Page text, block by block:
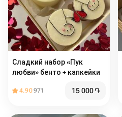
Сладкий набор «Пук
любви» бенто + капкейки
4.90971 15 000֏